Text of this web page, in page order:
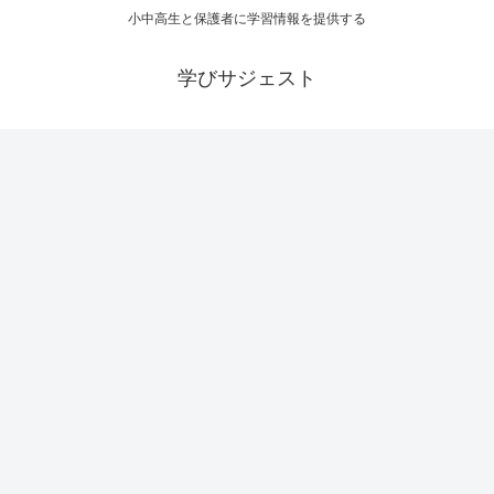
小中高生と保護者に学習情報を提供する
学びサジェスト